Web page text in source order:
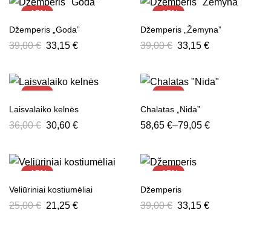
-15%
Džemperis „Goda”
39,00€ 33,15 €
-15%
Džemperis „Žemyna”
39,00€ 33,15 €
-15%
Laisvalaiko kelnės
36,00€ 30,60 €
-15%
Chalatas „Nida”
58,65 €–79,05 €
-15%
Veliūriniai kostiumėliai
25,00€ 21,25 €
-15%
Džemperis
39,00€ 33,15 €